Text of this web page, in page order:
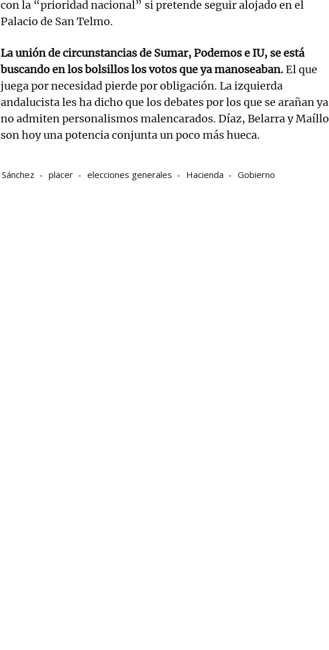
con la “prioridad nacional” si pretende seguir alojado en el
Palacio de San Telmo.
La unión de circunstancias de Sumar, Podemos e IU, se está
buscando en los bolsillos los votos que ya manoseaban.El que
juega por necesidad pierde por obligación. La izquierda
andalucista les ha dicho que los debates por los que se arañan ya
no admiten personalismos malencarados. Díaz, Belarra y Maíllo
son hoy una potencia conjunta un poco más hueca.
Sánchez placer elecciones generales Hacienda Gobierno